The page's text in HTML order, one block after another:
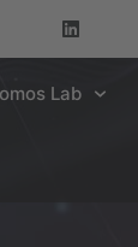
Lab